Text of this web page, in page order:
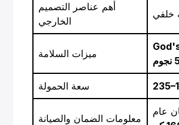
أهم عناصر التصميم
الخارجي
خلفي
ميزات السلامة
سعة الحمولة
معلومات الضمان والصيانة
عام